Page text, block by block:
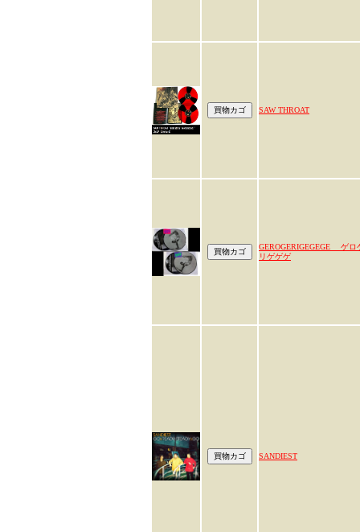
SAW THROAT
GEROGERIGEGEGE ゲロ
リゲゲゲ
SANDIEST